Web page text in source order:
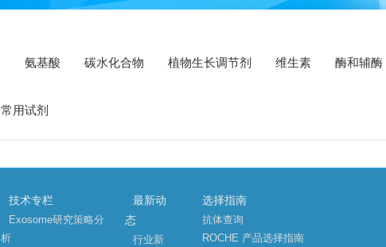
氨基酸 碳水化合物 植物生长调节剂 维生素 酶和辅酶
常用试剂
技术专栏
Exosome研究策略分
析
最新动
态
行业新
选择指南
抗体查询
ROCHE 产品选择指南